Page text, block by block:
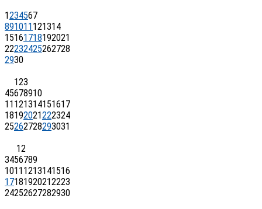
1234567
891011 121314
15161718192021
22232425262728
2930
123
45678910
11 121314151617
18192021222324
25262728293031
12
3456789
1011 1213141516
17181920212223
24252627282930